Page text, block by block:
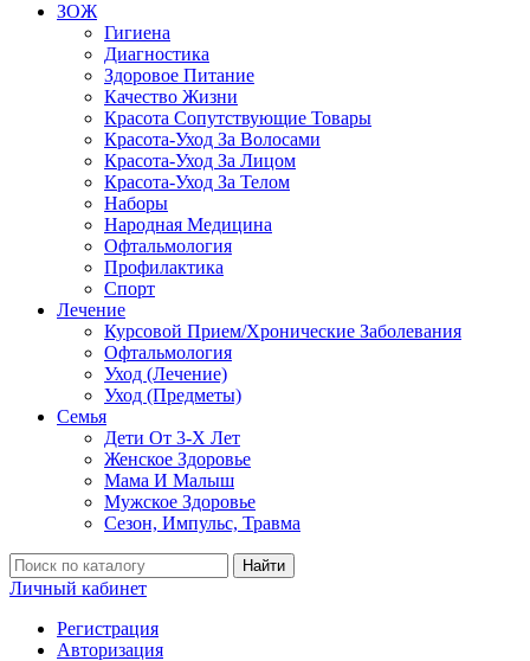
ЗОЖ
Гигиена
Диагностика
Здоровое Питание
Качество Жизни
Красота Сопутствующие Товары
Красота-Уход За Волосами
Красота-Уход За Лицом
Красота-Уход За Телом
Наборы
Народная Медицина
Офтальмология
Профилактика
Спорт
Лечение
Курсовой Прием/Хронические Заболевания
Офтальмология
Уход (Лечение)
Уход (Предметы)
Семья
Дети От 3-Х Лет
Женское Здоровье
Мама И Малыш
Мужское Здоровье
Сезон, Импульс, Травма
Найти
Личный кабинет
Регистрация
Авторизация